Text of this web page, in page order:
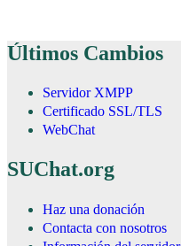
Últimos Cambios
Servidor XMPP
Certificado SSL/TLS
WebChat
SUChat.org
Haz una donación
Contacta con nosotros